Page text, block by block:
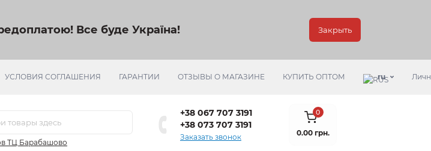
Все буде Україна! Закрыть
УСЛОВИЯ СОГЛАШЕНИЯ ГАРАНТИИ ОТЗЫВЫ О МАГАЗИНЕ КУПИТЬ ОПТОМ ru
ТЦ Барабашово
+38 067 707 3191
+38 073 707 3191
Заказать звонок
0
0.00 грн.